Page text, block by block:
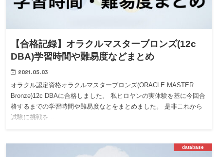
【合格記録】オラクルマスターブロンズ(12c
DBA)学習時間や難易度などまとめ
2021.05.03
オラクル認定資格オラクルマスターブロンズ(ORACLE MASTER
Bronze)12c DBAに合格しました。 私ヒロヤンの実体験を基に今回合
格するまでの学習時間や難易度なとをまとめました。 是非これから
試験に挑戦を…
database